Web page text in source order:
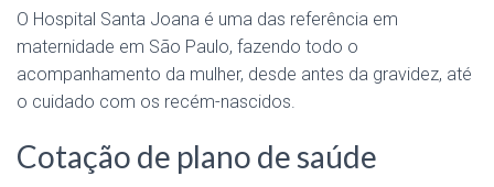
O Hospital Santa Joana é uma das referência em
maternidade em São Paulo, fazendo todo o
acompanhamento da mulher, desde antes da gravidez, até
o cuidado com os recém-nascidos.
Cotação de plano de saúde